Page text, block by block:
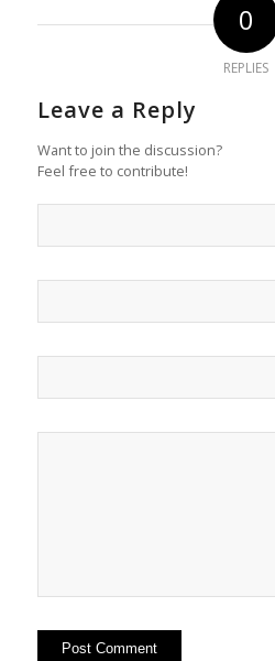
0
REPLIES
Leave a Reply
Want to join the discussion?
Feel free to contribute!